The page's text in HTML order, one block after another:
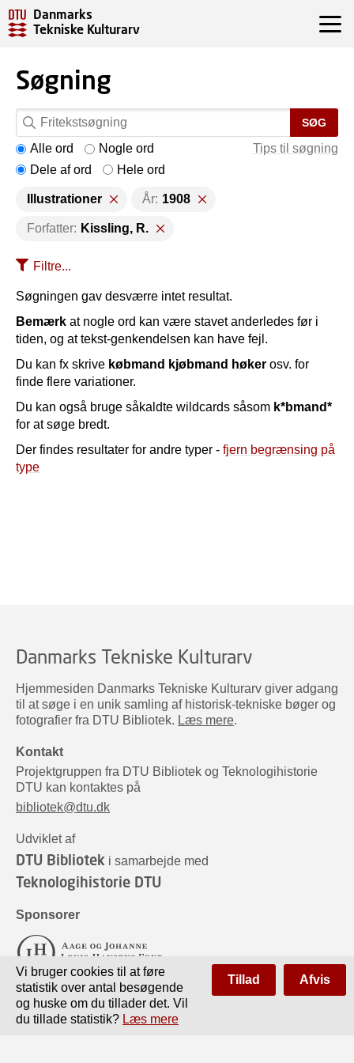
Danmarks
Tekniske Kulturarv
Søgning
SØG
Tips til søgning
Alle ord
Nogle ord
Dele af ord
Hele ord
Illustrationer År: 1908
Forfatter: Kissling, R.
Filtre...
Søgningen gav desværre intet resultat.
Bemærk at nogle ord kan være stavet anderledes før i
tiden, og at tekst-genkendelsen kan have fejl.
Du kan fx skrive købmand kjøbmand høker osv. for
finde flere variationer.
Du kan også bruge såkaldte wildcards såsom k*bmand*
for at søge bredt.
Der findes resultater for andre typer - fjern begrænsing på
type
Danmarks Tekniske Kulturarv
Hjemmesiden Danmarks Tekniske Kulturarv giver adgang
til at søge i en unik samling af historisk-tekniske bøger og
fotografier fra DTU Bibliotek. Læs mere.
Kontakt
Projektgruppen fra DTU Bibliotek og Teknologihistorie
DTU kan kontaktes på
bibliotek@dtu.dk
Udviklet af
DTU Bibliotek i samarbejde med
Teknologihistorie DTU
Sponsorer
Vi bruger cookies til at føre
statistik over antal besøgende
og huske om du tillader det. Vil
du tillade statistik? Læs mere
Tillad Afvis